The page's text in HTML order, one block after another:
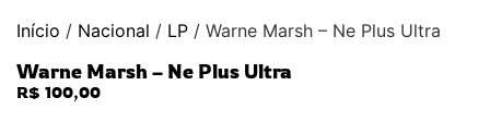
Início / Nacional / LP / Warne Marsh – Ne Plus Ultra
Warne Marsh – Ne Plus Ultra
R$ 100,00